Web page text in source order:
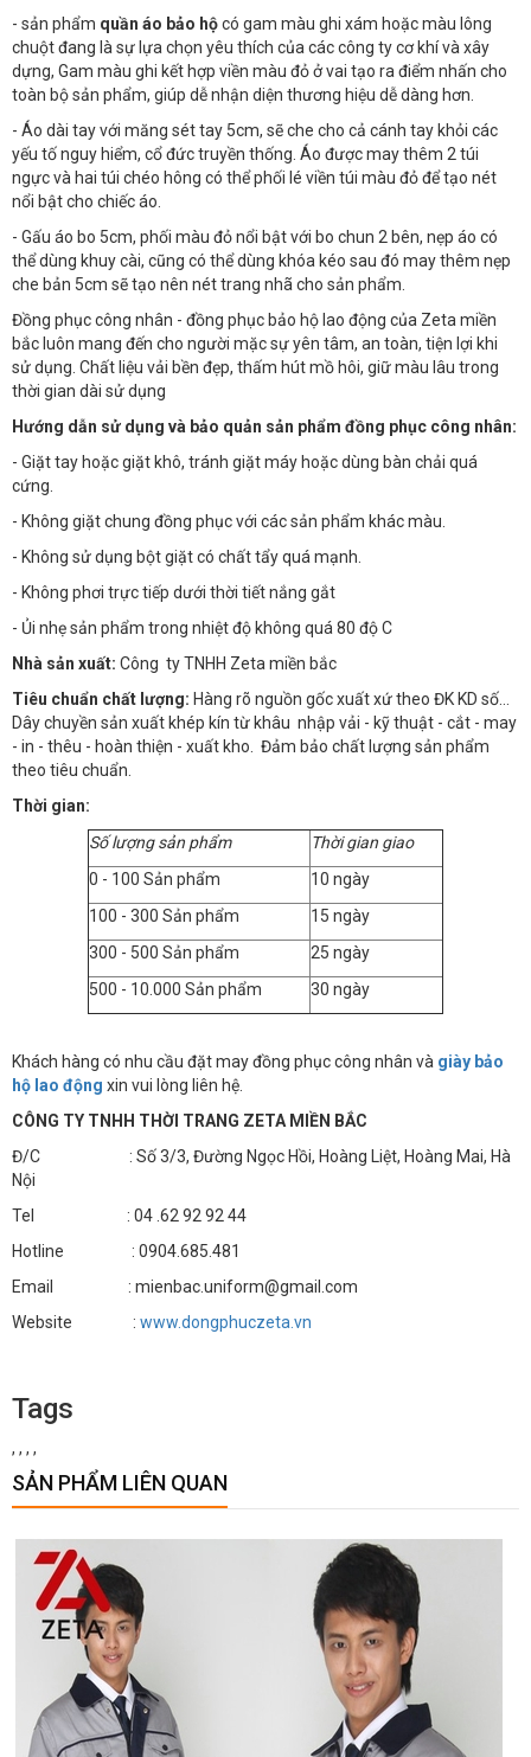
- sản phẩm quần áo bảo hộcó gam màu ghi xám hoặc màu lông
chuột đang là sự lựa chọn yêu thích của các công ty cơ khí và xây
dựng, Gam màu ghi kết hợp viền màu đỏ ở vai tạo ra điểm nhấn cho
toàn bộ sản phẩm, giúp dễ nhận diện thương hiệu dễ dàng hơn.
- Áo dài tay với măng sét tay 5cm, sẽ che cho cả cánh tay khỏi các
yếu tố nguy hiểm, cổ đức truyền thống. Áo được may thêm 2 túi
ngực và hai túi chéo hông có thể phối lé viền túi màu đỏ để tạo nét
nổi bật cho chiếc áo.
- Gấu áo bo 5cm, phối màu đỏ nổi bật với bo chun 2 bên, nẹp áo có
thể dùng khuy cài, cũng có thể dùng khóa kéo sau đó may thêm nẹp
che bản 5cm sẽ tạo nên nét trang nhã cho sản phẩm.
Đồng phục công nhân - đồng phục bảo hộ lao động của Zeta miền
bắc luôn mang đến cho người mặc sự yên tâm, an toàn, tiện lợi khi
sử dụng. Chất liệu vải bền đẹp, thấm hút mồ hôi, giữ màu lâu trong
thời gian dài sử dụng
Hướng dẫn sử dụng và bảo quản sản phẩm đồng phục công nhân:
- Giặt tay hoặc giặt khô, tránh giặt máy hoặc dùng bàn chải quá
cứng.
- Không giặt chung đồng phục với các sản phẩm khác màu.
- Không sử dụng bột giặt có chất tẩy quá mạnh.
- Không phơi trực tiếp dưới thời tiết nắng gắt
- Ủi nhẹ sản phẩm trong nhiệt độ không quá 80 độ C
Nhà sản xuất: Công ty TNHH Zeta miền bắc
Tiêu chuẩn chất lượng: Hàng rõ nguồn gốc xuất xứ theo ĐK KD số…
Dây chuyền sản xuất khép kín từ khâu nhập vải - kỹ thuật - cắt - may
- in - thêu - hoàn thiện - xuất kho. Đảm bảo chất lượng sản phẩm
theo tiêu chuẩn.
Thời gian:
Số lượng sản phẩm
Thời gian giao
0 - 100 Sản phẩm
10 ngày
100 - 300 Sản phẩm
15 ngày
300 - 500 Sản phẩm
25 ngày
500 - 10.000 Sản phẩm
30 ngày
Khách hàng có nhu cầu đặt may đồng phục công nhân và giày bảo
hộ lao động xin vui lòng liên hệ.
CÔNG TY TNHH THỜI TRANG ZETA MIỀN BẮC
Đ/C : Số 3/3, Đường Ngọc Hồi, Hoàng Liệt, Hoàng Mai, Hà
Nội
Tel : 04 .62 92 92 44
Hotline : 0904.685.481
Email : mienbac.uniform@gmail.com
Website : www.dongphuczeta.vn
Tags
, , , ,
SẢN PHẨM LIÊN QUAN